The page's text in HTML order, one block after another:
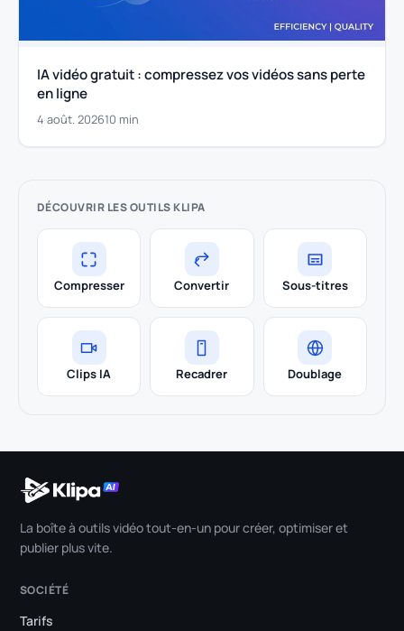
IA vidéo gratuit : compressez vos vidéos sans perte
en ligne
4 août. 202610 min
DÉCOUVRIR LES OUTILS KLIPA
Compresser Convertir Sous-titres
Clips IA Recadrer Doublage
La boîte à outils vidéo tout-en-un pour créer, optimiser et
publier plus vite.
SOCIÉTÉ
Tarifs